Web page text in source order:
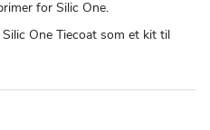
for Silic One.
One Tiecoat som et kit til